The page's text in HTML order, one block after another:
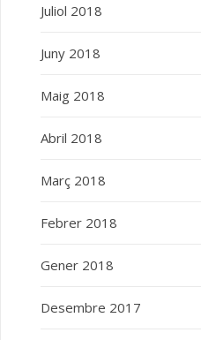
Juliol 2018
Juny 2018
Maig 2018
Abril 2018
Març 2018
Febrer 2018
Gener 2018
Desembre 2017